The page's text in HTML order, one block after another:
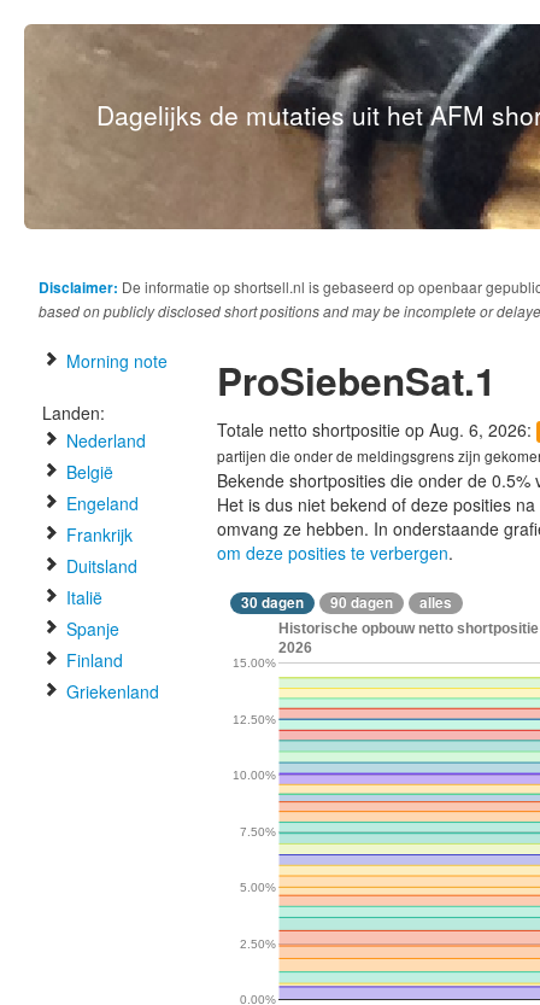
Dagelijks de mutaties uit het AFM
Disclaimer: De informatie op shortsell.nl is gebaseerd op openbaar
based on publicly disclosed short positions and may be incomplete or
Morning note
Landen:
Nederland
België
Engeland
Frankrijk
Duitsland
Italië
Spanje
Finland
Griekenland
ProSiebenSat.1
Totale netto shortpositie op Aug. 6, 2026:
partijen die onder de meldingsgrens zijn
Bekende shortposities die onder de
Het is dus niet bekend of deze posities
omvang ze hebben. In onderstaande
om deze posities te verbergen.
30 dagen 90 dagen alles
Historische opbouw netto
2026
0.00%
2.50%
5.00%
7.50%
10.00%
12.50%
15.00%